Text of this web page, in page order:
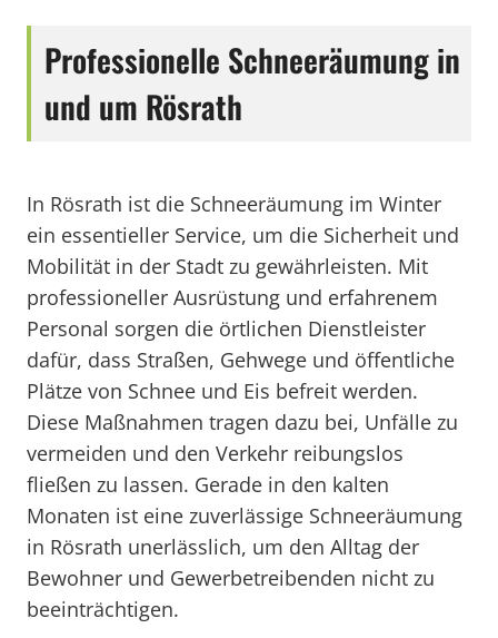
Professionelle Schneeräumung in
und um Rösrath
In Rösrath ist die Schneeräumung im Winter
ein essentieller Service, um die Sicherheit und
Mobilität in der Stadt zu gewährleisten. Mit
professioneller Ausrüstung und erfahrenem
Personal sorgen die örtlichen Dienstleister
dafür, dass Straßen, Gehwege und öffentliche
Plätze von Schnee und Eis befreit werden.
Diese Maßnahmen tragen dazu bei, Unfälle zu
vermeiden und den Verkehr reibungslos
fließen zu lassen. Gerade in den kalten
Monaten ist eine zuverlässige Schneeräumung
in Rösrath unerlässlich, um den Alltag der
Bewohner und Gewerbetreibenden nicht zu
beeinträchtigen.